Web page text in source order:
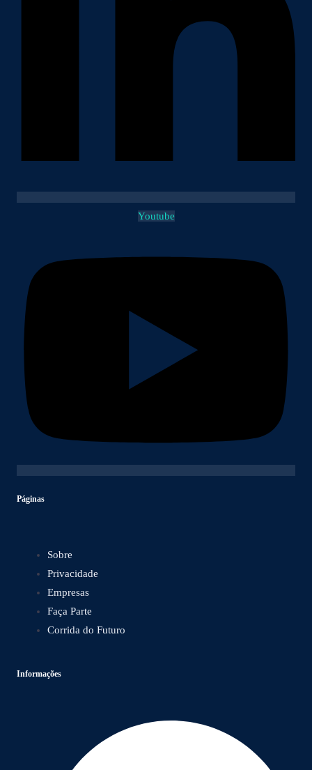
Youtube
Páginas
Sobre
Privacidade
Empresas
Faça Parte
Corrida do Futuro
Informações